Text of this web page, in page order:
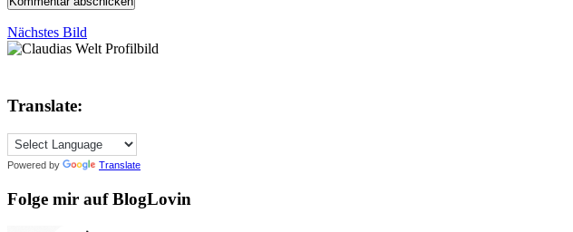
Nächstes Bild
Translate:
Powered by Translate
Folge mir auf BlogLovin